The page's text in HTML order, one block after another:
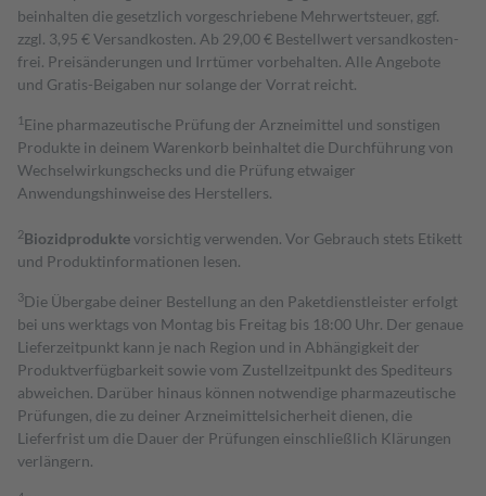
beinhalten die gesetzlich vorgeschriebene Mehrwertsteuer, ggf.
zzgl. 3,95 € Versandkosten. Ab 29,00 € Bestell­wert versand­kosten­
frei. Preisänderungen und Irrtümer vorbehalten. Alle Angebote
und Gratis-Beigaben nur solange der Vorrat reicht.
1 Eine pharmazeutische Prüfung der Arzneimittel und sonstigen
Produkte in deinem Warenkorb beinhaltet die Durchführung von
Wechselwirkungschecks und die Prüfung etwaiger
Anwendungshinweise des Herstellers.
2Biozidproduktevorsichtig verwenden. Vor Gebrauch stets Etikett
und Produktinformationen lesen.
3Die Übergabe deiner Bestellung an den Paketdienstleister erfolgt
bei uns werktags von Montag bis Freitag bis 18:00 Uhr. Der genaue
Lieferzeitpunkt kann je nach Region und in Abhängigkeit der
Produktverfügbarkeit sowie vom Zustellzeitpunkt des Spediteurs
abweichen. Darüber hinaus können notwendige pharmazeutische
Prüfungen, die zu deiner Arzneimittelsicherheit dienen, die
Lieferfrist um die Dauer der Prüfungen einschließlich Klärungen
verlängern.